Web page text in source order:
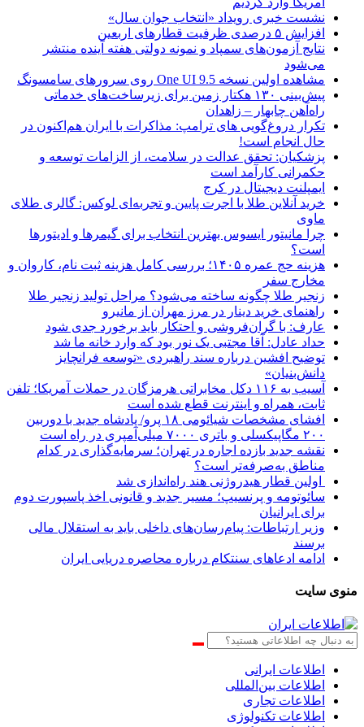
نشست خبری رویداد «انتخاب جوان سال»
افزایش ۵ درصدی ظرفیت قطارهای اربعین
نتایج آزمون‌های سمپاد و نمونه دولتی هفته آینده منتشر
می‌شود
مشاهده اولین نسخه One UI 9.5 روی سرورهای سامسونگ
پیش‌بینی ۱۳۰ هکتار زمین برای زیرساخت‌های خدماتی
راه‌آهن چابهار – زاهدان
تکرار دروغ‌گویی های ترامپ: مذاکرات با ایران هم‌اکنون در
حال انجام است!
پزشکیان: تحقق عدالت در سلامت، از الزامات توسعه و
حکمرانی کارآمد است
ایمپلنت دیجیتال در کرج
خرید آنلاین طلا با اجرت پایین و تجربه‌ای لوکس: گالری طلای
ماوی
چرا مانیتور ایسوس بهترین انتخاب برای گیمرها و ادیتورها
است؟
هزینه حج عمره ۱۴۰۵؛ بررسی کامل هزینه ثبت نام، کاروان و
مخارج سفر
زنجیر طلا چگونه ساخته می‌شود؟ مراحل تولید زنجیر طلا
راهنمای خرید دینار در مرز مهران از مانیرو
عارف: با گران‌فروشی و احتکار باید برخورد جدی شود
حداد عادل: آقا مجتبی یک نور بود که وارد خانه ما شد
توضیح افشین درباره سند راهبردی «توسعه فرانچایز
دانش‌بنیان»
آسیب به ۱۱۶ دکل مخابراتی هرمزگان در حملات آمریکا؛ تلفن
ثابت، همراه و اینترنت ‌قطع شده است
افشای مشخصات شیائومی ۱۸ پرو/ پادشاه جدید با دوربین
۲۰۰ مگاپیکسلی و باتری ۷۰۰۰ میلی‌آمپری در راه است
نقشه جدید بازده اجاره در تهران؛ سرمایه‌گذاری در کدام
مناطق به‌صرفه‌تر است؟
اولین قطار هیدروژنی هند راه‌اندازی شد
سائوتومه و پرنسیپ؛ مسیر جدید و قانونی اخذ پاسپورت دوم
برای ایرانیان
وزیر ارتباطات: پیام‌رسان‌های داخلی باید به استقلال مالی
برسند
ادامه ادعاهای سنتکام درباره محاصره دریایی ایران
منوی سایت
اطلاعات‌ ‎ایرانی
اطلاعات بین‌المللی
اطلاعات تجاری
اطلاعات تکنولوژی